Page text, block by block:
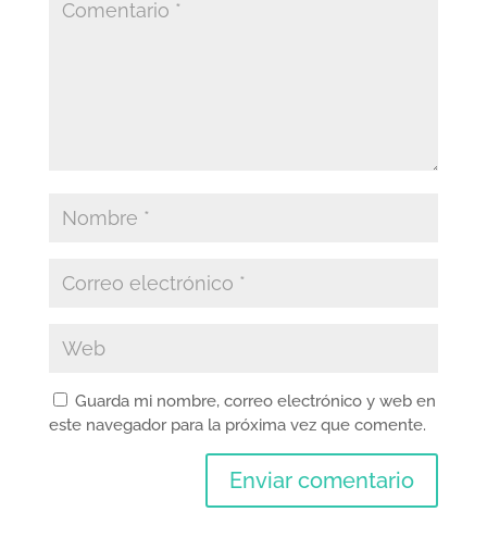
Guarda mi nombre, correo electrónico y web en
este navegador para la próxima vez que comente.